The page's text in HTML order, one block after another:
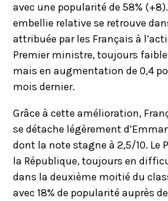
avec une popularité de 58%
embellie relative se retrouve
attribuée par les Français à
Premier ministre, toujours
mais en augmentation de 0,4
mois dernier.
Grâce à cette amélioration,
se détache légèrement
dont la note stagne à 2,5/10. Le
la République, toujours en
dans la deuxième moitié du
avec 18% de popularité auprès